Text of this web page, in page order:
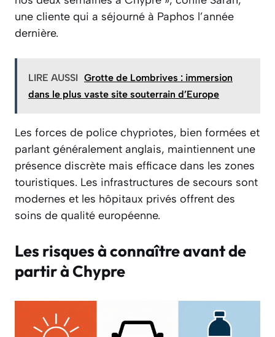
une cliente qui a séjourné à Paphos l’année
dernière.
LIRE AUSSI Grotte de Lombrives : immersion
dans le plus vaste site souterrain d’Europe
Les forces de police chypriotes, bien formées et
parlant généralement anglais, maintiennent une
présence discrète mais efficace dans les zones
touristiques. Les infrastructures de secours sont
modernes et les hôpitaux privés offrent des
soins de qualité européenne.
Les risques à connaître avant de
partir à Chypre